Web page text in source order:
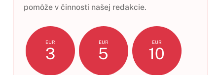
pomôže v činnosti našej redakcie.
EUR
3
EUR
5
EUR
10